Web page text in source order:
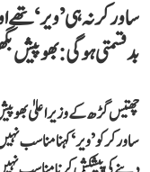
ساورکر نہ ہی ’ویر‘
بدقسمتی ہوگی: بھوپیش
چھتیس گڑھ کے وزیر اعلیٰ
ساورکر کو ’ویر‘ کہنا مناسب